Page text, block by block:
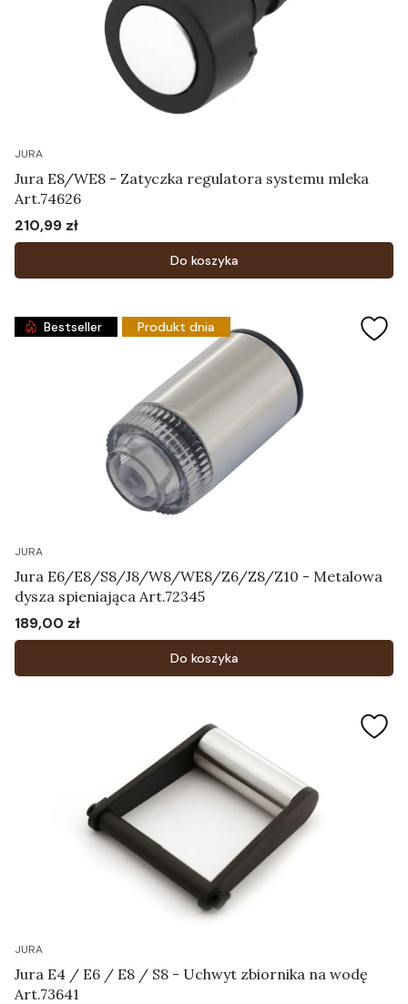
JURA
Jura E8/WE8 - Zatyczka regulatora systemu mleka
Art.74626
Cena
210,99 zł
Do koszyka
Bestseller Produkt dnia
JURA
Jura E6/E8/S8/J8/W8/WE8/Z6/Z8/Z10 - Metalowa
dysza spieniająca Art.72345
Cena
189,00 zł
Do koszyka
JURA
Jura E4 / E6 / E8 / S8 - Uchwyt zbiornika na wodę
Art.73641